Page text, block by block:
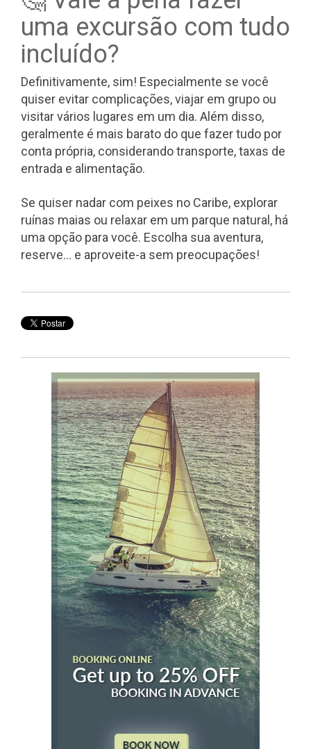
uma excursão com tudo
incluído?
Definitivamente, sim! Especialmente se você
quiser evitar complicações, viajar em grupo ou
visitar vários lugares em um dia. Além disso,
geralmente é mais barato do que fazer tudo por
conta própria, considerando transporte, taxas de
entrada e alimentação.
Se quiser nadar com peixes no Caribe, explorar
ruínas maias ou relaxar em um parque natural, há
uma opção para você. Escolha sua aventura,
reserve... e aproveite-a sem preocupações!